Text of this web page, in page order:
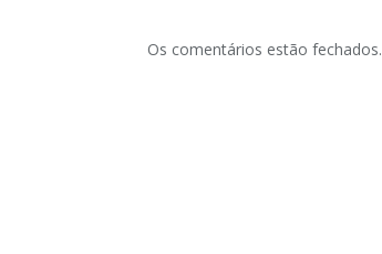
Os comentários estão fechados.